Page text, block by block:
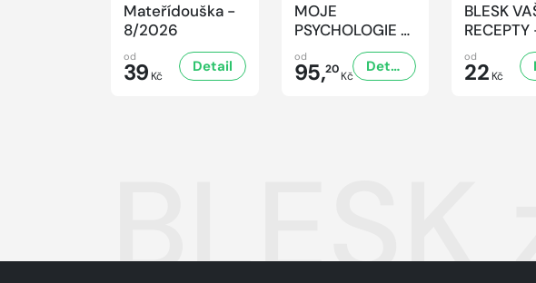
Mateřídouška -
8/2026
od
39 Kč
Detail
MOJE
PSYCHOLOGIE -
8/2026
od
95,20Kč
Detail
BLESK
RECEPTY
8/2026
od
22 Kč